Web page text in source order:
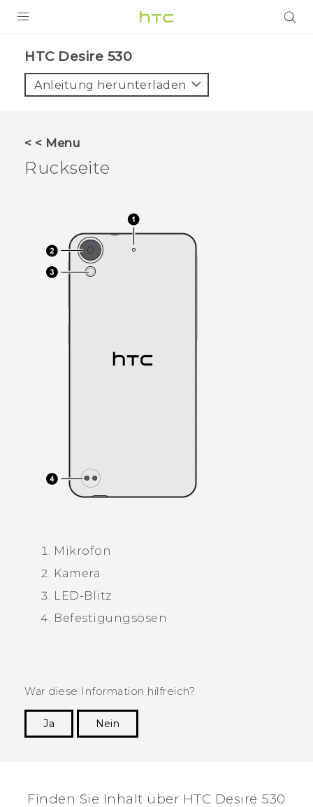
VIVE
HTC-Geräte und Zubehör
Anmelden
HTC Desire 530‎
Anleitung herunterladen
< < Menu
Ruckseite
Mikrofon
Kamera
LED-Blitz
Befestigungsösen
War diese Information hilfreich?
Ja
Nein
Finden Sie Inhalt über‎ HTC Desire 530